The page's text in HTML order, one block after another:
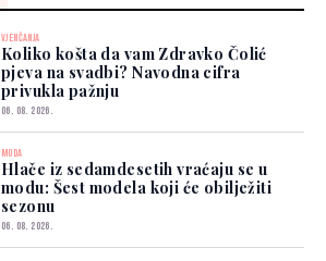
VJENČANJA
Koliko košta da vam Zdravko Čolić
pjeva na svadbi? Navodna cifra
privukla pažnju
06. 08. 2026.
MODA
Hlače iz sedamdesetih vraćaju se u
modu: Šest modela koji će obilježiti
sezonu
06. 08. 2026.